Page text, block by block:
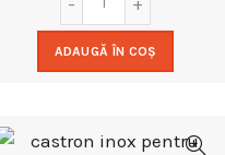
ADAUGĂ ÎN COȘ